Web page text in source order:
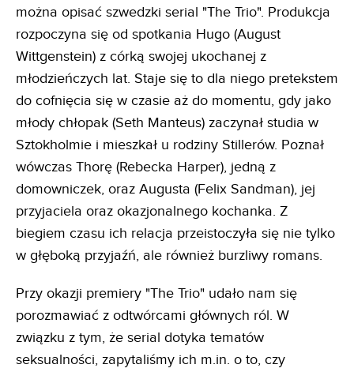
można opisać szwedzki serial "The Trio". Produkcja
rozpoczyna się od spotkania Hugo (August
Wittgenstein) z córką swojej ukochanej z
młodzieńczych lat. Staje się to dla niego pretekstem
do cofnięcia się w czasie aż do momentu, gdy jako
młody chłopak (Seth Manteus) zaczynał studia w
Sztokholmie i mieszkał u rodziny Stillerów. Poznał
wówczas Thorę (Rebecka Harper), jedną z
domowniczek, oraz Augusta (Felix Sandman), jej
przyjaciela oraz okazjonalnego kochanka. Z
biegiem czasu ich relacja przeistoczyła się nie tylko
w głęboką przyjaźń, ale również burzliwy romans.
Przy okazji premiery "The Trio" udało nam się
porozmawiać z odtwórcami głównych ról. W
związku z tym, że serial dotyka tematów
seksualności, zapytaliśmy ich m.in. o to, czy